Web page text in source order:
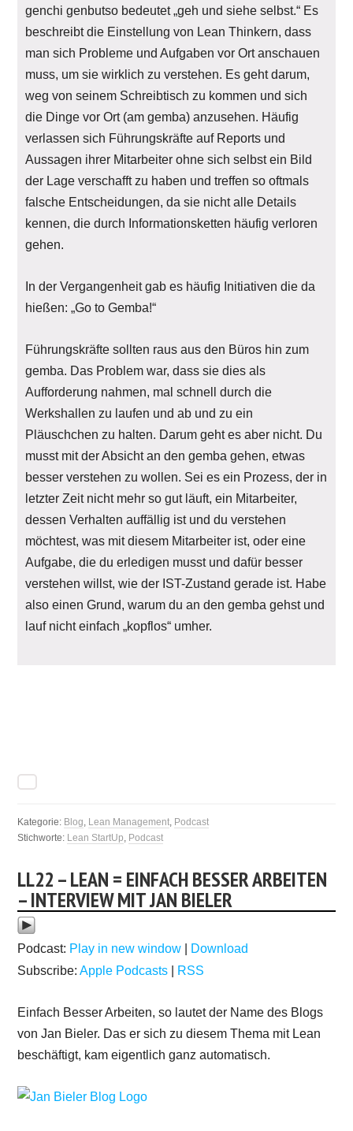
genchi genbutso bedeutet „geh und siehe selbst.“ Es
beschreibt die Einstellung von Lean Thinkern, dass
man sich Probleme und Aufgaben vor Ort anschauen
muss, um sie wirklich zu verstehen. Es geht darum,
weg von seinem Schreibtisch zu kommen und sich
die Dinge vor Ort (am gemba) anzusehen. Häufig
verlassen sich Führungskräfte auf Reports und
Aussagen ihrer Mitarbeiter ohne sich selbst ein Bild
der Lage verschafft zu haben und treffen so oftmals
falsche Entscheidungen, da sie nicht alle Details
kennen, die durch Informationsketten häufig verloren
gehen.
In der Vergangenheit gab es häufig Initiativen die da
hießen: „Go to Gemba!“
Führungskräfte sollten raus aus den Büros hin zum
gemba. Das Problem war, dass sie dies als
Aufforderung nahmen, mal schnell durch die
Werkshallen zu laufen und ab und zu ein
Pläuschchen zu halten. Darum geht es aber nicht. Du
musst mit der Absicht an den gemba gehen, etwas
besser verstehen zu wollen. Sei es ein Prozess, der in
letzter Zeit nicht mehr so gut läuft, ein Mitarbeiter,
dessen Verhalten auffällig ist und du verstehen
möchtest, was mit diesem Mitarbeiter ist, oder eine
Aufgabe, die du erledigen musst und dafür besser
verstehen willst, wie der IST-Zustand gerade ist. Habe
also einen Grund, warum du an den gemba gehst und
lauf nicht einfach „kopflos“ umher.
Kategorie: Blog, Lean Management, Podcast
Stichworte: Lean StartUp, Podcast
LL22 – LEAN = EINFACH BESSER ARBEITEN
– INTERVIEW MIT JAN BIELER
Podcast: Play in new window
Download
Subscribe:Apple Podcasts RSS
Einfach Besser Arbeiten, so lautet der Name des Blogs
von Jan Bieler. Das er sich zu diesem Thema mit Lean
beschäftigt, kam eigentlich ganz automatisch.